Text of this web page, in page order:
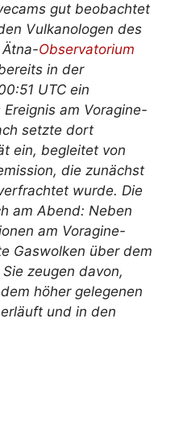
gut beobachtet
Vulkanologen des
Observatorium
in der
UTC ein
am Voragine-
setzte dort
ein, begleitet von
die zunächst
wurde. Die
am Abend: Neben
am Voragine-
Gaswolken über dem
zeugen davon,
höher gelegenen
und in den